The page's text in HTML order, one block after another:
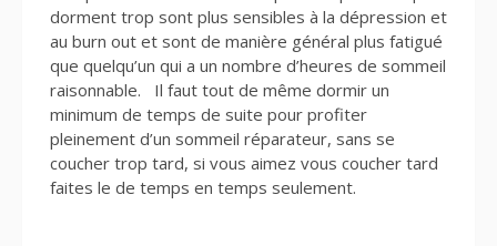
dorment trop sont plus sensibles à la dépression et
au burn out et sont de manière général plus fatigué
que quelqu’un qui a un nombre d’heures de sommeil
raisonnable. Il faut tout de même dormir un
minimum de temps de suite pour profiter
pleinement d’un sommeil réparateur, sans se
coucher trop tard, si vous aimez vous coucher tard
faites le de temps en temps seulement.